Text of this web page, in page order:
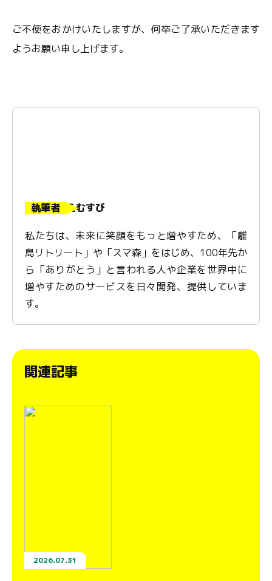
ご不便をおかけいたしますが、何卒ご了承いただきます
ようお願い申し上げます。
執筆者 えむすび
私たちは、未来に笑顔をもっと増やすため、「離
島リトリート」や「スマ森」をはじめ、100年先か
ら「ありがとう」と言われる人や企業を世界中に
増やすためのサービスを日々開発、提供していま
す。
関連記事
2026.07.31